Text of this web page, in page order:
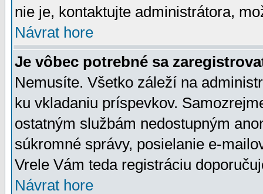
nie je, kontaktujte administrátora,
Návrat hore
Je vôbec potrebné sa
Nemusíte. Všetko záleží na
ku vkladaniu príspevkov.
ostatným službám nedostupným
súkromné správy, posielanie e-
Vrele Vám teda registráciu
Návrat hore